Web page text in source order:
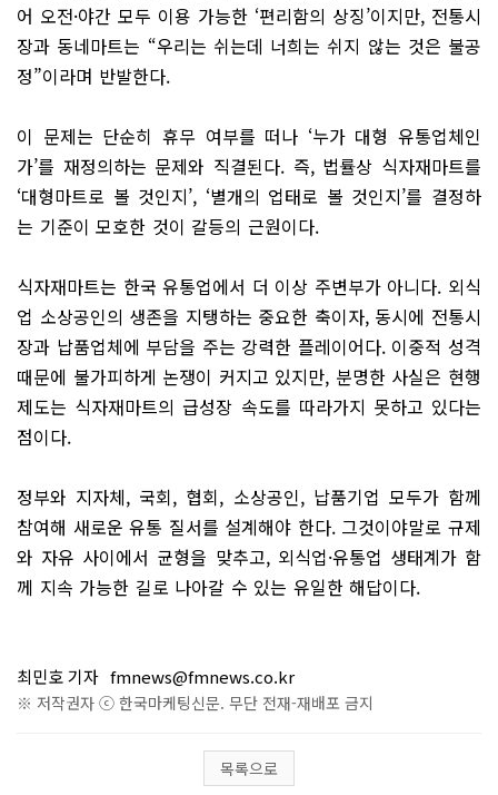
어 오전·야간 모두 이용 가능한 ‘편리함의 상징’이지만, 전통시
장과 동네마트는 “우리는 쉬는데 너희는 쉬지 않는 것은 불공
정”이라며 반발한다.
이 문제는 단순히 휴무 여부를 떠나 ‘누가 대형 유통업체인
가’를 재정의하는 문제와 직결된다. 즉, 법률상 식자재마트를
‘대형마트로 볼 것인지’, ‘별개의 업태로 볼 것인지’를 결정하
는 기준이 모호한 것이 갈등의 근원이다.
식자재마트는 한국 유통업에서 더 이상 주변부가 아니다. 외식
업 소상공인의 생존을 지탱하는 중요한 축이자, 동시에 전통시
장과 납품업체에 부담을 주는 강력한 플레이어다. 이중적 성격
때문에 불가피하게 논쟁이 커지고 있지만, 분명한 사실은 현행
제도는 식자재마트의 급성장 속도를 따라가지 못하고 있다는
점이다.
정부와 지자체, 국회, 협회, 소상공인, 납품기업 모두가 함께
참여해 새로운 유통 질서를 설계해야 한다. 그것이야말로 규제
와 자유 사이에서 균형을 맞추고, 외식업·유통업 생태계가 함
께 지속 가능한 길로 나아갈 수 있는 유일한 해답이다.
최민호 기자 fmnews@fmnews.co.kr
※ 저작권자 ⓒ 한국마케팅신문. 무단 전재-재배포 금지
목록으로